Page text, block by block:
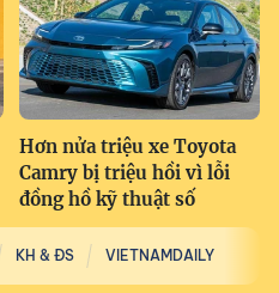
Hơn nửa triệu xe Toyota
Camry bị triệu hồi vì lỗi
đồng hồ kỹ thuật số
KH & ĐS VIETNAMDAILY